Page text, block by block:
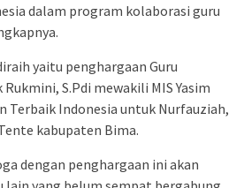
dalam program kolaborasi guru
yaitu penghargaan Guru
S.Pdi mewakili MIS Yasim
Terbaik Indonesia untuk Nurfauziah,
kabupaten Bima.
dengan penghargaan ini akan